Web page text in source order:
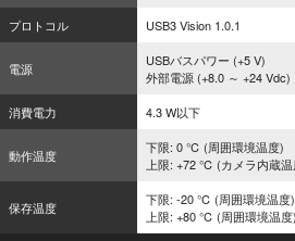
プロトコル
USB3 Vision 1.0.1
電源
USBバスパワー (+5 V)
外部電源 (+8.0 ～ +24 Vdc)
消費電力
4.3 W以下
動作温度
下限: 0 ℃ (周囲環境温度)
上限: +72 ℃ (カメラ内蔵
保存温度
下限: -20 ℃ (周囲環境温度)
上限: +80 ℃ (周囲環境温度)